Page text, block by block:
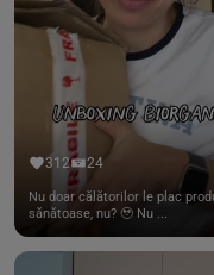
312 24
Nu doar călătorilor le plac
sănătoase, nu? 🥹 Nu ...